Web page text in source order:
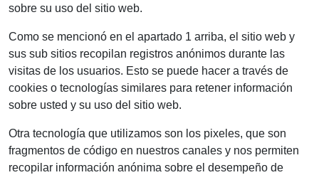
sobre su uso del sitio web.
Como se mencionó en el apartado 1 arriba, el sitio web y
sus sub sitios recopilan registros anónimos durante las
visitas de los usuarios. Esto se puede hacer a través de
cookies o tecnologías similares para retener información
sobre usted y su uso del sitio web.
Otra tecnología que utilizamos son los pixeles, que son
fragmentos de código en nuestros canales y nos permiten
recopilar información anónima sobre el desempeño de